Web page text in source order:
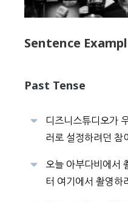
Sentence
Past Tense
디즈니스튜디오가
러로 설정하려던 참
오늘 아부다비에서
터 여기에서 촬영하